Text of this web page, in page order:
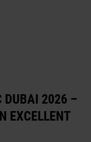
DUBAI 2026 –
EXCELLENT